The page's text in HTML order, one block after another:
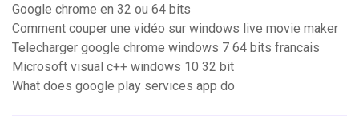
Google chrome en 32 ou 64 bits
Comment couper une vidéo sur windows live movie maker
Telecharger google chrome windows 7 64 bits francais
Microsoft visual c++ windows 10 32 bit
What does google play services app do